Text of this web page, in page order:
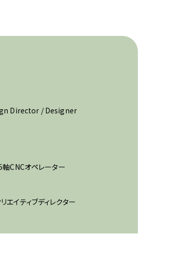
Director / Designer
軸CNCオペレーター
エイティブディレクター